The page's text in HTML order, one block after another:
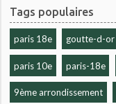
Tags populaires
paris 18e goutte-d-or
paris 10e paris-18e
9ème arrondissement